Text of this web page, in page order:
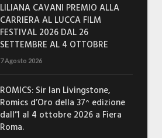
LILIANA CAVANI PREMIO ALLA
CARRIERA AL LUCCA FILM
FESTIVAL 2026 DAL 26
SETTEMBRE AL 4 OTTOBRE
7 Agosto 2026
ROMICS: Sir Ian Livingstone,
Romics d’Oro della 37^ edizione
dall’1 al 4 ottobre 2026 a Fiera
Roma.